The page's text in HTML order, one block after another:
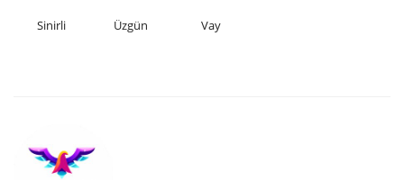
Sinirli Üzgün Vay